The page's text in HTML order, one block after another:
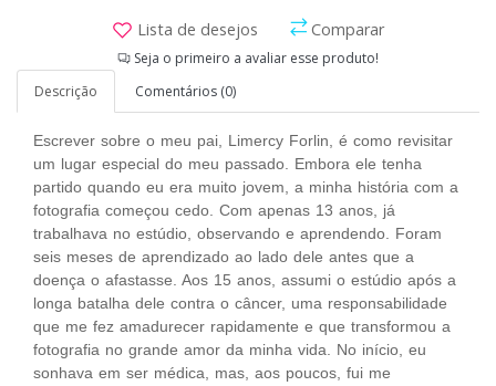
Lista de desejos Comparar
Seja o primeiro a avaliar esse produto!
Descrição
Comentários (0)
Escrever sobre o meu pai, Limercy Forlin, é como revisitar
um lugar especial do meu passado. Embora ele tenha
partido quando eu era muito jovem, a minha história com a
fotografia começou cedo. Com apenas 13 anos, já
trabalhava no estúdio, observando e aprendendo. Foram
seis meses de aprendizado ao lado dele antes que a
doença o afastasse. Aos 15 anos, assumi o estúdio após a
longa batalha dele contra o câncer, uma responsabilidade
que me fez amadurecer rapidamente e que transformou a
fotografia no grande amor da minha vida. No início, eu
sonhava em ser médica, mas, aos poucos, fui me